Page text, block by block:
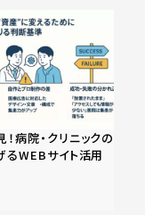
病院・クリニックの
るWEBサイト活用